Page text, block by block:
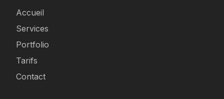
Accueil
Services
Portfolio
Tarifs
Contact